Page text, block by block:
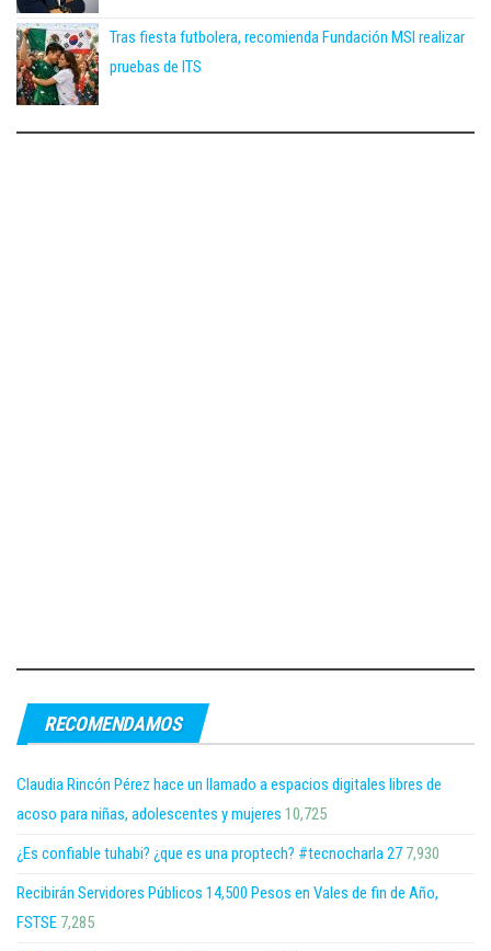
Tras fiesta futbolera, recomienda Fundación MSI realizar
pruebas de ITS
RECOMENDAMOS
Claudia Rincón Pérez hace un llamado a espacios digitales libres de
acoso para niñas, adolescentes y mujeres 10,725
¿Es confiable tuhabi? ¿que es una proptech? #tecnocharla 27 7,930
Recibirán Servidores Públicos 14,500 Pesos en Vales de fin de Año,
FSTSE 7,285